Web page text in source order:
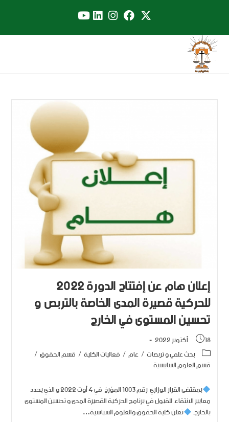
إعلان هام عن إفتتاح الدورة 2022
للحركية قصيرة المدى الخاصة بالتربص و
تحسين المستوى في الخارج
18 أكتوبر 2022
بحث علمي و تربصات/عام/ فعاليات الكلية/ قسم الحقوق/
قسم العلوم السايسية
بمقتضى القرار الوزاري رقم 1003 المؤرخ في 4 أوت 2022 و الذي يحدد
معايير الانتقاء للقبول في برنامج الحركية القصيرة المدى و تحسين المستوى
بالخارج. تعلن كلية الحقوق والعلوم السياسية…